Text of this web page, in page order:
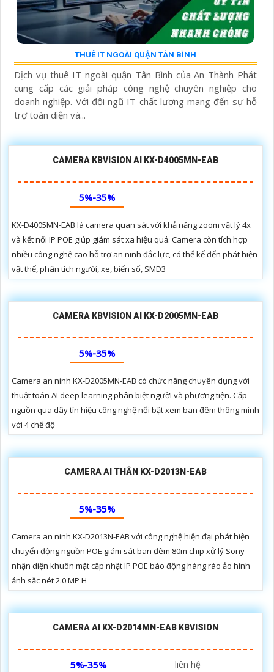
THUÊ IT NGOÀI QUẬN TÂN BÌNH
Dịch vụ thuê IT ngoài quận Tân Bình của An Thành Phát
cung cấp các giải pháp công nghệ chuyên nghiệp cho
doanh nghiệp. Với đội ngũ IT chất lượng mang đến sự hỗ
trợ toàn diện và...
CAMERA KBVISION AI KX-D4005MN-EAB
5%-35%
KX-D4005MN-EAB là camera quan sát với khả năng zoom vật lý 4x
và kết nối IP POE giúp giám sát xa hiệu quả. Camera còn tích hợp
nhiều công nghệ cao hỗ trợ an ninh đắc lực, có thể kể đến phát hiện
vật thể, phân tích người, xe, biển số, SMD3
CAMERA KBVISION AI KX-D2005MN-EAB
5%-35%
Camera an ninh KX-D2005MN-EAB có chức năng chuyên dụng với
thuật toán AI deep learning phân biệt người và phương tiện. Cấp
nguồn qua dây tín hiệu công nghệ nổi bật xem ban đêm thông minh
với 4 chế độ
CAMERA AI THÂN KX-D2013N-EAB
5%-35%
Camera an ninh KX-D2013N-EAB với công nghệ hiện đại phát hiện
chuyển động nguồn POE giám sát ban đêm 80m chip xử lý Sony
nhận diện khuôn mặt cập nhật IP POE báo động hàng rào ảo hình
ảnh sắc nét 2.0 MP H
CAMERA AI KX-D2014MN-EAB KBVISION
5%-35% liên hệ